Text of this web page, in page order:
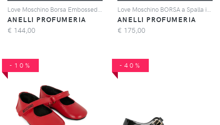
ANELLI PROFUMERIA
€ 144,00
ANELLI PROFUMERIA
€ 175,00
-10% -40%